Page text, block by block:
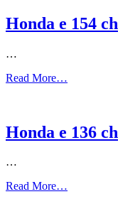
Honda e 154 ch
…
Read More…
Honda e 136 ch
…
Read More…